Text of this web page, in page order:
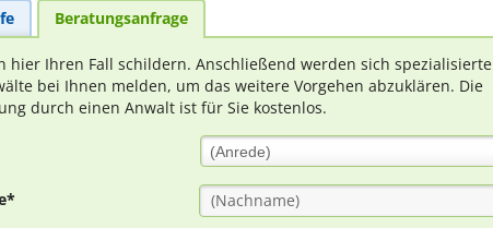
Beratungsanfrage
hier Ihren Fall schildern. Anschließend werden sich spezialisierte
bei Ihnen melden, um das weitere Vorgehen abzuklären. Die
durch einen Anwalt ist für Sie kostenlos.
(Anrede)